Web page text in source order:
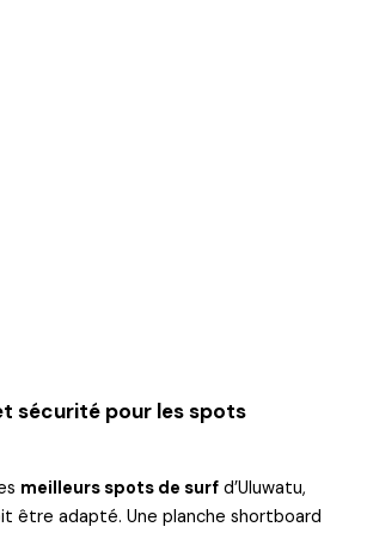
sécurité pour les spots
meilleurs spots de surf d’Uluwatu,
être adapté. Une planche shortboard